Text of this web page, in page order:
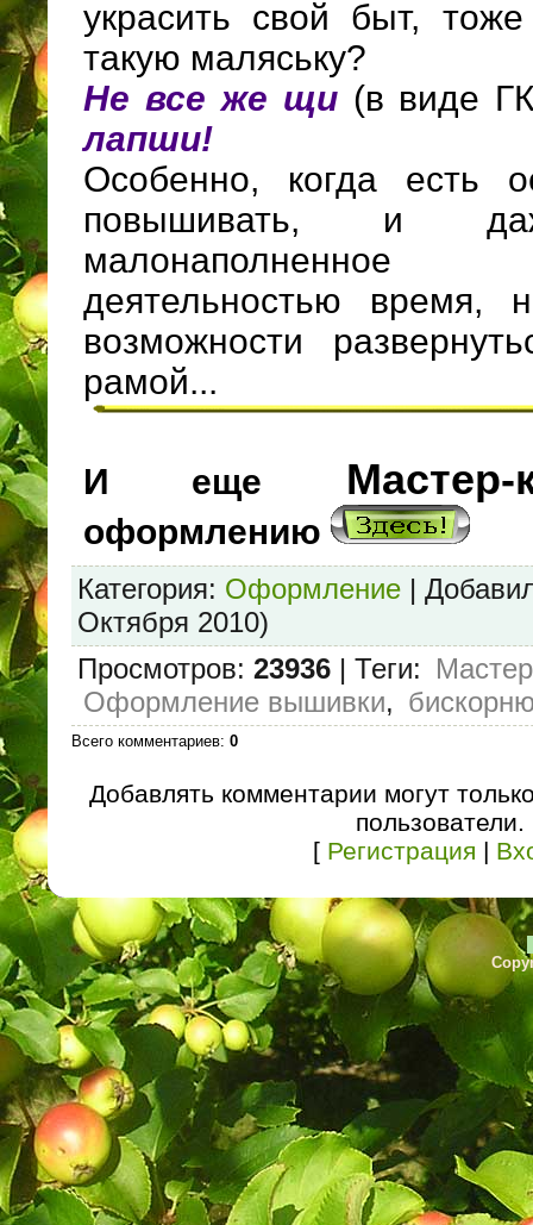
украсить свой быт,
такую маляську?
Не все же щи(в виде
лапши!
Особенно, когда есть
повышивать, и
деятельностью время,
возможности
рамой...
И еще Мастер-
оформлению
Категория: Оформление |
Октября 2010)
Просмотров: 23936 | Теги:
Оформление вышивки,
Всего комментариев: 0
Добавлять комментарии могут
пользователи.
[ Регистрация |